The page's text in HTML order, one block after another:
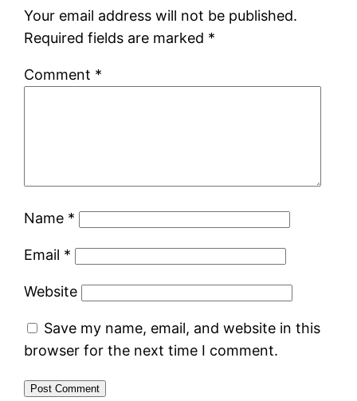
Your email address will not be published.
Required fields are marked *
Comment *
Name *
Email *
Website
Save my name, email, and website in this
browser for the next time I comment.